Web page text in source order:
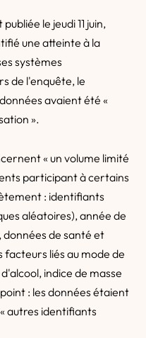
le jeudi 11 juin,
une atteinte à la
systèmes
de l'enquête, le
avaient été «
».
« un volume limité
participant à certains
: identifiants
aléatoires), année de
données de santé et
facteurs liés au mode de
indice de masse
: les données étaient
autres identifiants